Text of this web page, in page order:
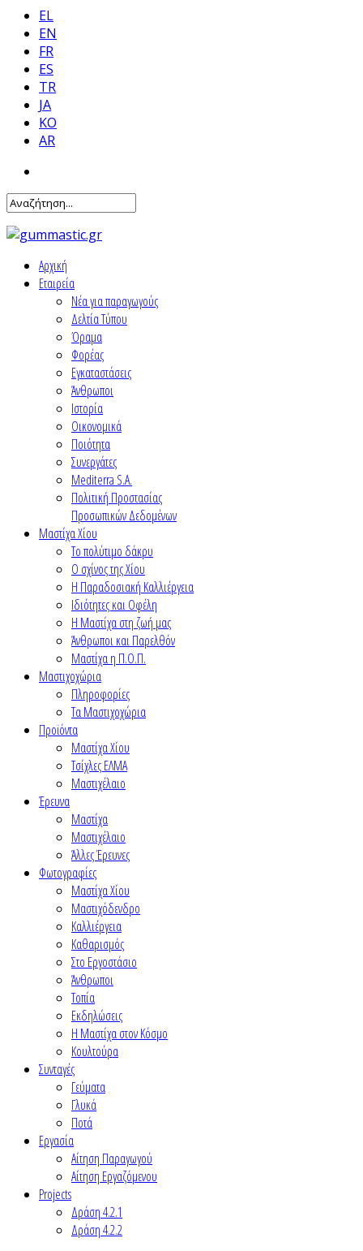
EL
EN
FR
ES
TR
JA
KO
AR
Αρχική
Εταιρεία
Νέα για παραγωγούς
Δελτία Τύπου
Όραμα
Φορέας
Εγκαταστάσεις
Άνθρωποι
Ιστορία
Οικονομικά
Ποιότητα
Συνεργάτες
Mediterra S.A.
Πολιτική Προστασίας
Προσωπικών Δεδομένων
Μαστίχα Χίου
Το πολύτιμο δάκρυ
Ο σχίνος της Χίου
Η Παραδοσιακή Καλλιέργεια
Ιδιότητες και Οφέλη
Η Μαστίχα στη ζωή μας
Άνθρωποι και Παρελθόν
Μαστίχα η Π.Ο.Π.
Μαστιχοχώρια
Πληροφορίες
Τα Μαστιχοχώρια
Προϊόντα
Μαστίχα Χίου
Τσίχλες ΕΛΜΑ
Μαστιχέλαιο
Έρευνα
Μαστίχα
Μαστιχέλαιο
Άλλες Έρευνες
Φωτογραφίες
Μαστίχα Χίου
Μαστιχόδενδρο
Καλλιέργεια
Καθαρισμός
Στο Εργοστάσιο
Άνθρωποι
Τοπία
Εκδηλώσεις
Η Μαστίχα στον Κόσμο
Κουλτούρα
Συνταγές
Γεύματα
Γλυκά
Ποτά
Εργασία
Αίτηση Παραγωγού
Αίτηση Εργαζόμενου
Projects
Δράση 4.2.1
Δράση 4.2.2